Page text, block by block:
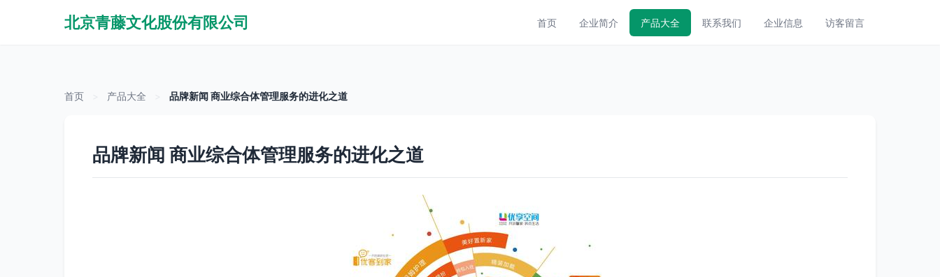
北京青藤文化股份有限公司 首页 企业简介 产品大全 联系我们 企业信息 访客留言
首页 产品大全 品牌新闻 商业综合体管理服务的进化之道
品牌新闻 商业综合体管理服务的进化之道